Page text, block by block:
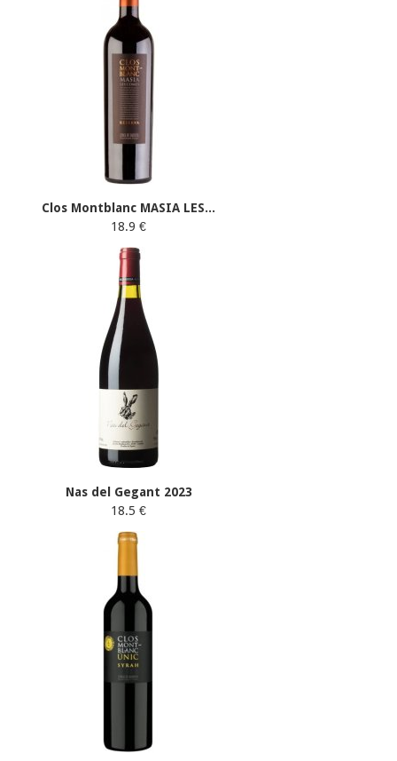
Clos Montblanc MASIA LES...
18.9 €
Nas del Gegant 2023
18.5 €